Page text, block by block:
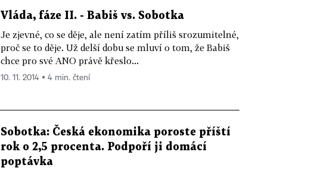
Vláda, fáze II. - Babiš vs. Sobotka
Je zjevné, co se děje, ale není zatím příliš srozumitelné,
proč se to děje. Už delší dobu se mluví o tom, že Babiš
chce pro své ANO právě křeslo...
10. 11. 2014 ▪ 4 min. čtení
Sobotka: Česká ekonomika poroste příští
rok o 2,5 procenta. Podpoří ji domácí
poptávka